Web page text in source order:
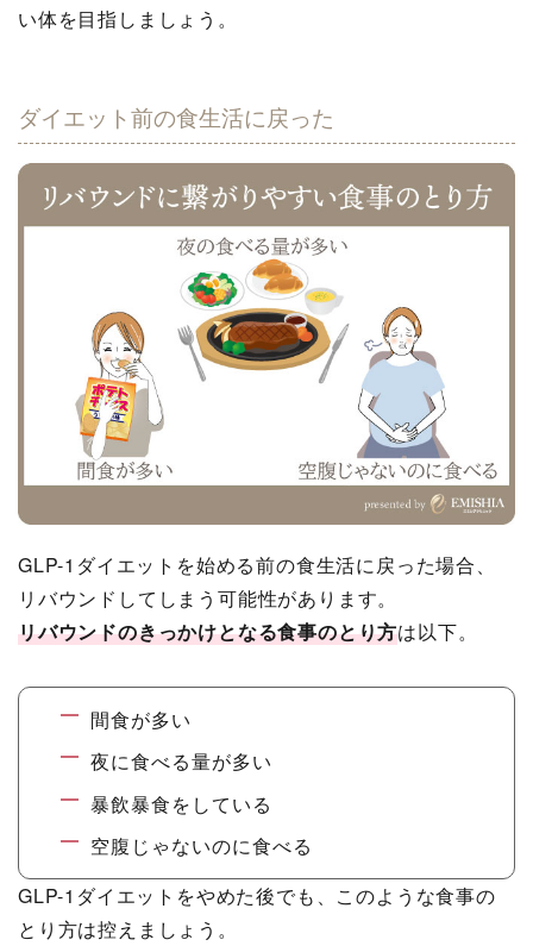
い体を目指しましょう。
ダイエット前の食生活に戻った
GLP-1ダイエットを始める前の食生活に戻った場合、
リバウンドしてしまう可能性があります。
リバウンドのきっかけとなる食事のとり方は以下。
間食が多い
夜に食べる量が多い
暴飲暴食をしている
空腹じゃないのに食べる
GLP-1ダイエットをやめた後でも、このような食事の
とり方は控えましょう。